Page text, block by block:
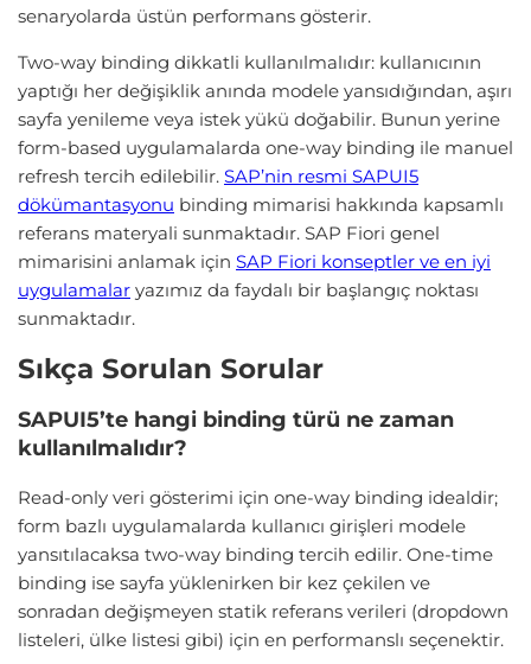
senaryolarda üstün performans gösterir.
Two-way binding dikkatli kullanılmalıdır: kullanıcının
yaptığı her değişiklik anında modele yansıdığından, aşırı
sayfa yenileme veya istek yükü doğabilir. Bunun yerine
form-based uygulamalarda one-way binding ile manuel
refresh tercih edilebilir. SAP’nin resmi SAPUI5
dökümantasyonu binding mimarisi hakkında kapsamlı
referans materyali sunmaktadır. SAP Fiori genel
mimarisini anlamak için SAP Fiori konseptler ve en iyi
uygulamalar yazımız da faydalı bir başlangıç noktası
sunmaktadır.
Sıkça Sorulan Sorular
SAPUI5’te hangi binding türü ne zaman
kullanılmalıdır?
Read-only veri gösterimi için one-way binding idealdir;
form bazlı uygulamalarda kullanıcı girişleri modele
yansıtılacaksa two-way binding tercih edilir. One-time
binding ise sayfa yüklenirken bir kez çekilen ve
sonradan değişmeyen statik referans verileri (dropdown
listeleri, ülke listesi gibi) için en performanslı seçenektir.